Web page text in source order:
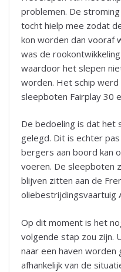
problemen. De
tocht hielp mee zodat
kon worden dan vooraf
was de
waardoor het slepen
worden. Het schip
sleepboten Fairplay 30
De bedoeling is dat het
gelegd. Dit is echter
bergers aan boord kan
voeren. De sleepboten
blijven zitten aan de
oliebestrijdingsvaartuig
Op dit moment is het
volgende stap zou zijn.
naar een haven
afhankelijk van de